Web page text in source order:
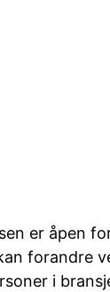
er åpen
forandre
i